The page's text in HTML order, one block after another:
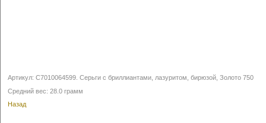
Артикул: С7010064599 Серьги с бриллиантами, лазуритом, бирюзой, Золото 750
Средний вес: 28.0 грамм
Назад